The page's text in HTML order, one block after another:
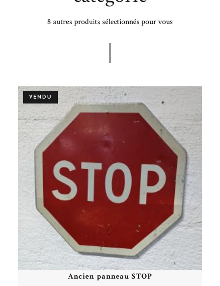
8 autres produits sélectionnés pour vous
VENDU
Ancien panneau STOP